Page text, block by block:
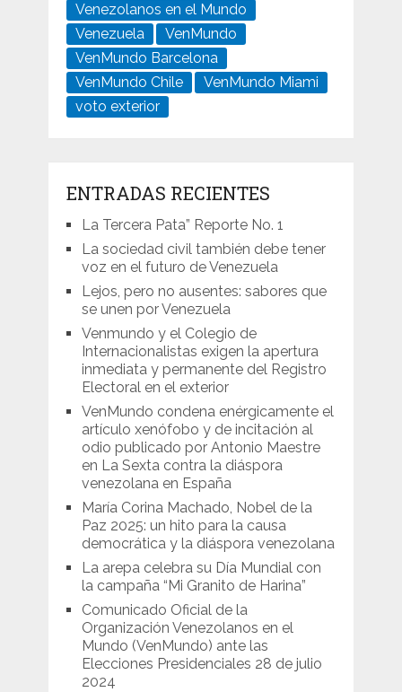
Venezolanos en el Mundo
Venezuela
VenMundo
VenMundo Barcelona
VenMundo Chile
VenMundo Miami
voto exterior
ENTRADAS RECIENTES
La Tercera Pata” Reporte No. 1
La sociedad civil también debe tener
voz en el futuro de Venezuela
Lejos, pero no ausentes: sabores que
se unen por Venezuela
Venmundo y el Colegio de
Internacionalistas exigen la apertura
inmediata y permanente del Registro
Electoral en el exterior
VenMundo condena enérgicamente el
artículo xenófobo y de incitación al
odio publicado por Antonio Maestre
en La Sexta contra la diáspora
venezolana en España
María Corina Machado, Nobel de la
Paz 2025: un hito para la causa
democrática y la diáspora venezolana
La arepa celebra su Día Mundial con
la campaña “Mi Granito de Harina”
Comunicado Oficial de la
Organización Venezolanos en el
Mundo (VenMundo) ante las
Elecciones Presidenciales 28 de julio
2024